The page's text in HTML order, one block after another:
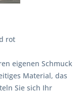
rot
eigenen Schmuck
Material, das
Sie sich Ihr